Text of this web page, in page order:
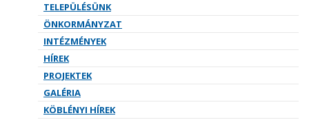
TELEPÜLÉSÜNK
ÖNKORMÁNYZAT
INTÉZMÉNYEK
HÍREK
PROJEKTEK
GALÉRIA
KÖBLÉNYI HÍREK
Nyomtatványok